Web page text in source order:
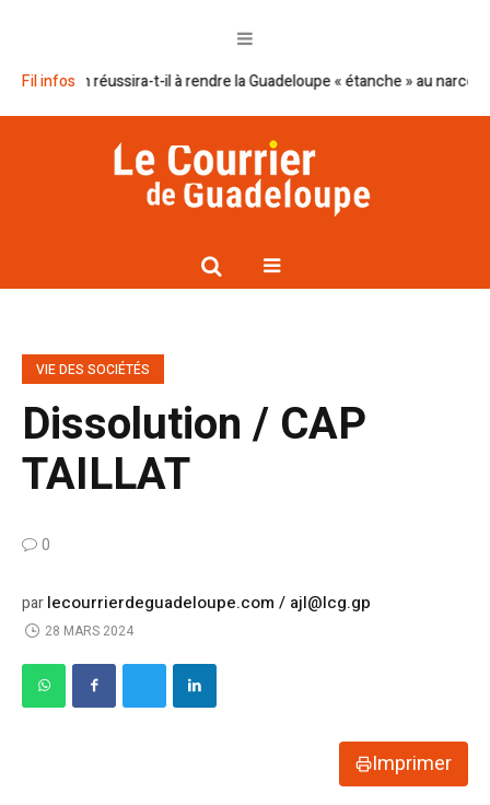
Fil infosréussira-t-il à rendre la Guadeloupe « étanche » au narcotrafic ?
VIE DES SOCIÉTÉS
Dissolution / CAP
TAILLAT
0
parlecourrierdeguadeloupe.com / ajl@lcg.gp
28 MARS 2024
Imprimer